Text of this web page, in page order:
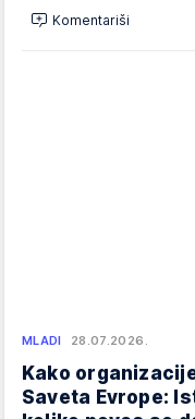
Komentariši
MLADI 28.07.2026.
Kako
Saveta Evrope: